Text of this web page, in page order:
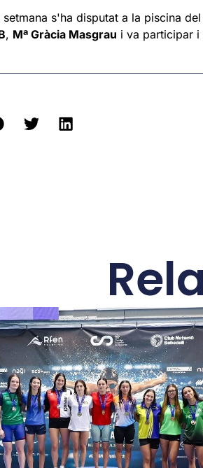
s'ha disputat a la piscina
, Mª Gràcia Masgrau i va participar